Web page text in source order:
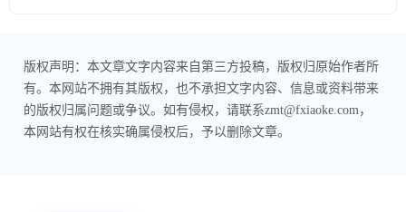
版权声明：本文章文字内容来自第三方投稿，版权归原始作者所
有。本网站不拥有其版权，也不承担文字内容、信息或资料带来
的版权归属问题或争议。如有侵权，请联系zmt@fxiaoke.com，
本网站有权在核实确属侵权后，予以删除文章。